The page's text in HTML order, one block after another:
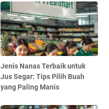
Jenis Nanas Terbaik untuk
Jus Segar: Tips Pilih Buah
yang Paling Manis